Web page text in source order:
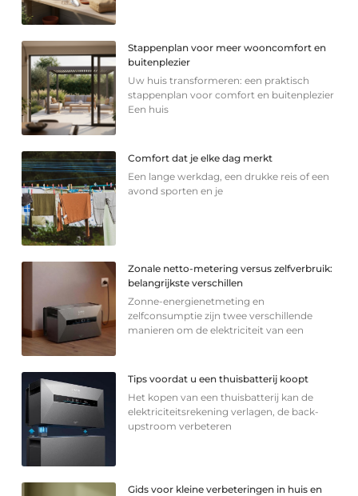
Stappenplan voor meer wooncomfort en
buitenplezier
Uw huis transformeren: een praktisch
stappenplan voor comfort en buitenplezier
Een huis
Comfort dat je elke dag merkt
Een lange werkdag, een drukke reis of een
avond sporten en je
Zonale netto-metering versus zelfverbruik:
belangrijkste verschillen
Zonne-energienetmeting en
zelfconsumptie zijn twee verschillende
manieren om de elektriciteit van een
Tips voordat u een thuisbatterij koopt
Het kopen van een thuisbatterij kan de
elektriciteitsrekening verlagen, de back-
upstroom verbeteren
Gids voor kleine verbeteringen in huis en